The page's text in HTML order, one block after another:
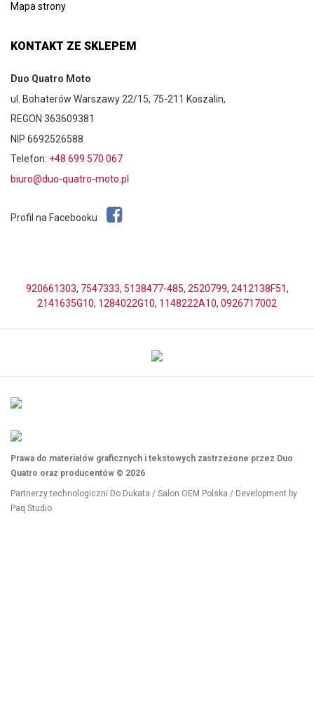
Mapa strony
KONTAKT ZE SKLEPEM
Duo Quatro Moto
ul. Bohaterów Warszawy 22/15, 75-211 Koszalin,
REGON 363609381
NIP 6692526588
Telefon: +48 699 570 067
biuro@duo-quatro-moto.pl
Profil na Facebooku
920661303, 7547333, 5138477-485, 2520799, 2412138F51,
2141635G10, 1284022G10, 1148222A10, 0926717002
Prawa do materiałów graficznych i tekstowych zastrzeżone przez Duo
Quatro oraz producentów © 2026
Partnerzy technologiczni Do Dukata / Salon OEM Polska / Development by
Paq Studio